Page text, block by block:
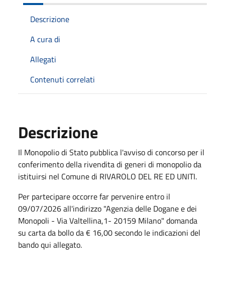
Descrizione
A cura di
Allegati
Contenuti correlati
Descrizione
Il Monopolio di Stato pubblica l'avvisodi concorso per il
conferimento della rivendita di generi di monopolioda
istituirsi nel Comune di RIVAROLO DEL RE ED UNITI.
Per partecipare occorre far pervenire entro il
09/07/2026 all'indirizzo "Agenzia delle Dogane e dei
Monopoli - Via Valtellina,1- 20159 Milano" domanda
su carta da bollo da € 16,00 secondo le indicazioni del
bando qui allegato.